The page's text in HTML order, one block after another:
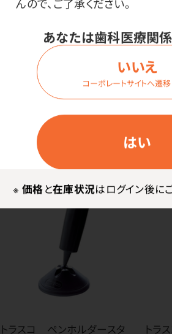
あなたは歯科医療関
はい
いいえ
コーポレートサイトへ遷
※ 価格と在庫状況はログイン後に
トラスコ 袋止めクリップ
スプーン付
価格はログイン後表示
トラ
（ハ
価
トラスコ ペンホルダースタ
トラ